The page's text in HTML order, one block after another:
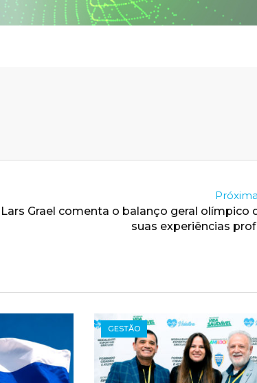
Lars Grael comenta o balanço geral olímpico
suas experiências
GESTÃO